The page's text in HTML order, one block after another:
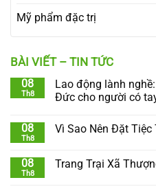
Mỹ phẩm đặc trị
BÀI VIẾT – TIN TỨC
08
Th8
Lao động lành
Đức cho người có
08
Th8
Vì Sao Nên Đặt Tiệc
08
Th8
Trang Trại Xã